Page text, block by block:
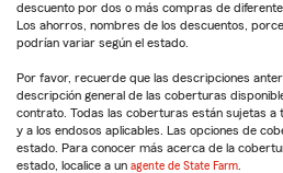
descuento por dos o más compras de
Los ahorros, nombres de los descuentos,
podrían variar según el estado.
Por favor, recuerde que las descripciones
descripción general de las coberturas
contrato. Todas las coberturas están sujetas a
y a los endosos aplicables. Las opciones de
estado. Para conocer más acerca de la
estado, localice a un agente de State Farm